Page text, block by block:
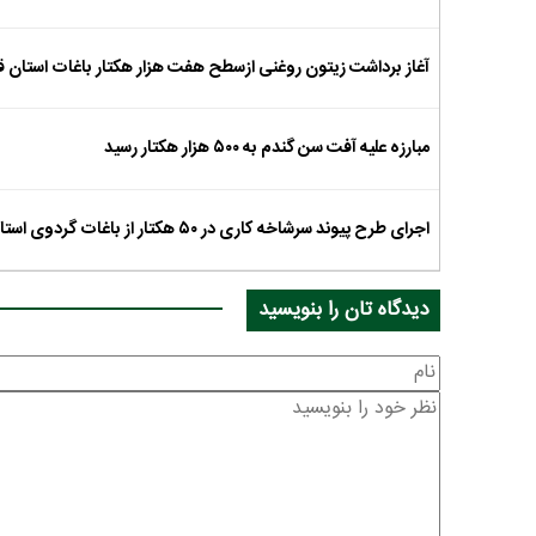
آغاز برداشت زیتون روغنی ازسطح هفت هزار هکتار باغات استان
مبارزه علیه آفت سن گندم به ۵۰۰ هزار هکتار رسید
اجرای طرح پیوند سرشاخه کاری در ۵۰ هکتار از باغات گردوی استان قزوین
دیدگاه تان را بنویسید